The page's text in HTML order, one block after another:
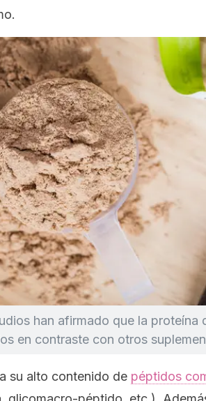
han afirmado que la proteína
en contraste con otros
su alto contenido de péptidos